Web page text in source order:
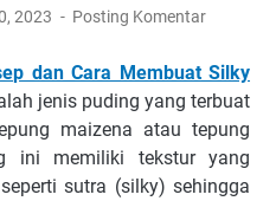
2023 Posting Komentar
dan Cara Membuat Silky
jenis puding yang terbuat
maizena atau tepung
ini memiliki tekstur yang
sutra (silky) sehingga